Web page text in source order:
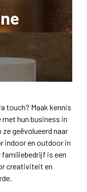
touch? Maak kennis
hun business in
geëvolueerd naar
indoor en outdoor in
is een
creativiteit en